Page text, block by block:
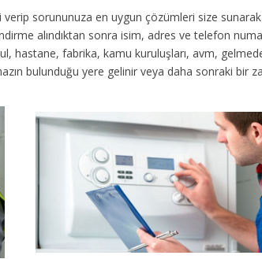
sorununuza en uygun çözümleri size
alındıktan sonra isim, adres ve telefon
hastane, fabrika, kamu kuruluşları, avm,
bulunduğu yere gelinir veya daha sonraki bir